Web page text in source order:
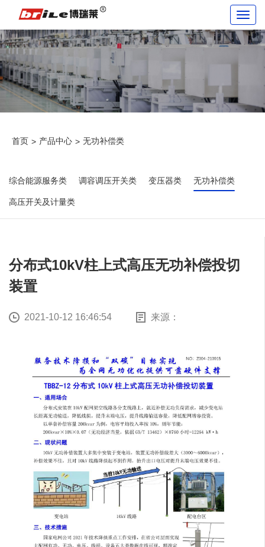
首页 > 产品中心 > 无功补偿类
综合能源服务类 调容调压开关类 变压器类 无功补偿类
高压开关及计量类
分布式10kV柱上式高压无功补偿投切
装置
2021-10-12 16:46:54 来源：